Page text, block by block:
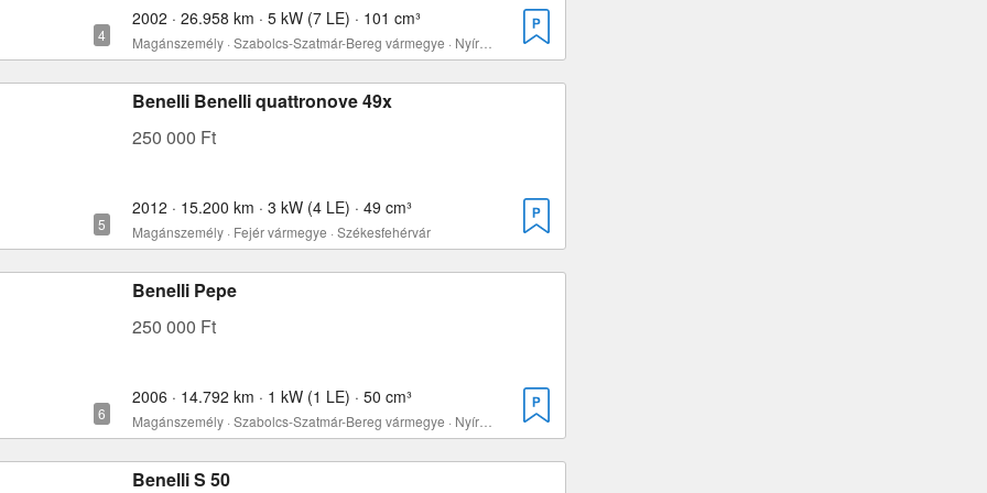
2002 · 26.958 km · 5 kW (7 LE) · 101 cm³
Benelli Benelli quattronove 49x
250 000 Ft
2012 · 15.200 km · 3 kW (4 LE) · 49 cm³
Magánszemély · Fejér vármegye · Székesfehérvár
Benelli Pepe
250 000 Ft
2006 · 14.792 km · 1 kW (1 LE) · 50 cm³
Benelli S 50